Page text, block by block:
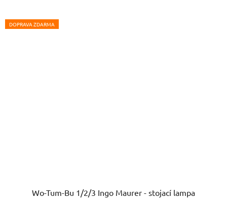
DOPRAVA ZDARMA
Wo-Tum-Bu 1/2/3 Ingo Maurer - stojací lampa